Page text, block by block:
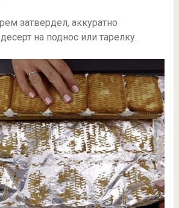
затвердел, аккуратно
на поднос или тарелку.